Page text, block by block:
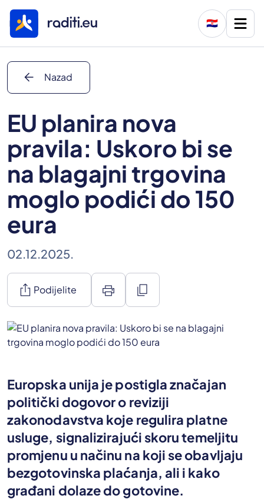
🇭🇷
arrow_back Nazad
EU planira nova
pravila: Uskoro bi se
na blagajni trgovina
moglo podići do 150
eura
02.12.2025.
ios_share Podijelite print content_copy
Europska unija je postigla značajan
politički dogovor o reviziji
zakonodavstva koje regulira platne
usluge, signalizirajući skoru temeljitu
promjenu u načinu na koji se obavljaju
bezgotovinska plaćanja, ali i kako
građani dolaze do gotovine.